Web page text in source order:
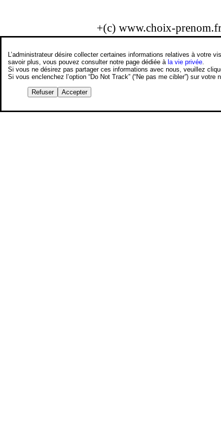
+(c) www.choix-
L’administrateur désire collecter certaines informations relatives à votre
savoir plus, vous pouvez consulter notre page dédiée àla vie privée
Si vous ne désirez pas partager ces informations avec nous, veuillez
Si vous enclenchez l’option “Do Not Track” (“Ne pas me cibler”) sur
Refuser Accepter